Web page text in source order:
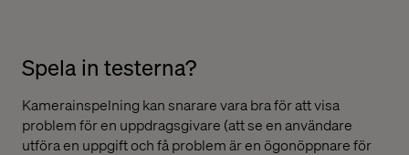
Spela in testerna?
Kamerainspelning kan snarare vara bra för att visa
problem för en uppdragsgivare (att se en användare
utföra en uppgift och få problem är en ögonöppnare för